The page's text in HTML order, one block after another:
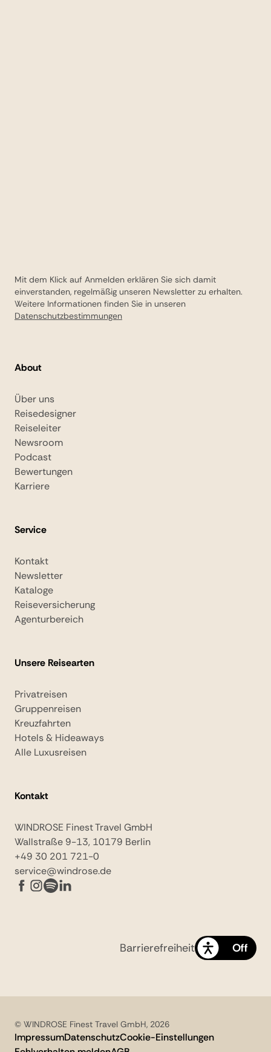
Mit dem Klick auf Anmelden erklären Sie sich damit
einverstanden, regelmäßig unseren Newsletter zu erhalten.
Weitere Informationen finden Sie in unseren
Datenschutzbestimmungen
About
Über uns
Reisedesigner
Reiseleiter
Newsroom
Podcast
Bewertungen
Karriere
Service
Kontakt
Newsletter
Kataloge
Reiseversicherung
Agenturbereich
Unsere Reisearten
Privatreisen
Gruppenreisen
Kreuzfahrten
Hotels & Hideaways
Alle Luxusreisen
Kontakt
WINDROSE Finest Travel GmbH
Wallstraße 9-13, 10179 Berlin
+49 30 201 721-0
service@windrose.de
Barrierefreiheit On Off
© WINDROSE Finest Travel GmbH, 2026
ImpressumDatenschutzCookie-Einstellungen